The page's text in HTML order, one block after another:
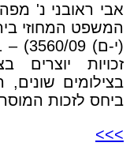
אבי ראובני נ'
המשפט המחוזי
זכויות
בצילומים
ביחס לזכות
>>>